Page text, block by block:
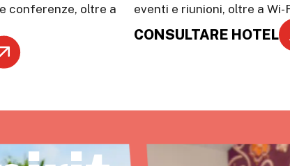
conferenze, oltre a
eventi e riunioni, oltre a
CONSULTARE HOTEL